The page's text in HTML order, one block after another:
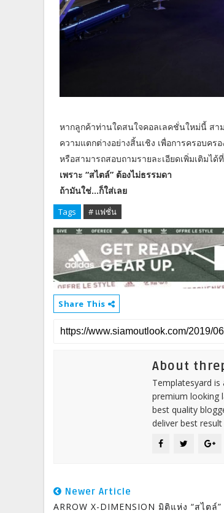
หากลูกค้าท่านใดสนใจคอลเลคชั่นใหม่นี้ สา
ความแตกต่างอย่างสิ้นเชิง เพื่อการครอบครอ
หรือสามารถสอบถามรายละเอียดเพิ่มเติมได้
เพราะ “สไตล์” ต้องไม่ธรรมดา
ถ้ามันใช่...ก็ใส่เลย
Tags # แฟชั่น
Share This
About
Templatesyard
premium looking
best quality
deliver best
Newer Article
ARROW X-DIMENSION มิติแห่ง “สไตล์